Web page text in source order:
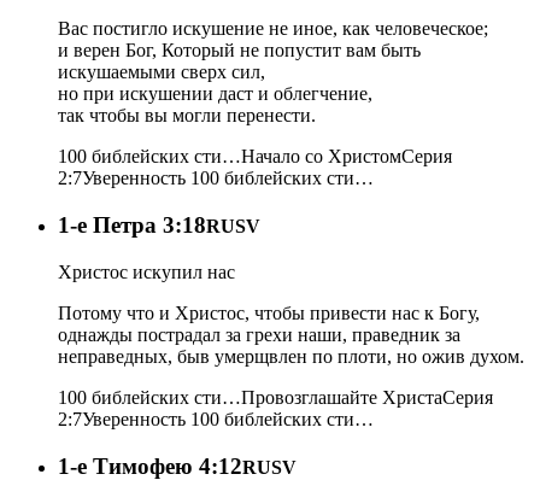
Вас постигло искушение не иное, как человеческое;
и верен Бог, Который не попустит вам быть
искушаемыми сверх сил,
но при искушении даст и облегчение,
так чтобы вы могли перенести.
100 библейских сти…Начало со ХристомСерия
2:7Уверенность 100 библейских сти…
1-e Петра 3:18RUSV
Христос искупил нас
Потому что и Христос, чтобы привести нас к Богу,
однажды пострадал за грехи наши, праведник за
неправедных, быв умерщвлен по плоти, но ожив духом.
100 библейских сти…Провозглашайте ХристаСерия
2:7Уверенность 100 библейских сти…
1-e Тимофею 4:12RUSV